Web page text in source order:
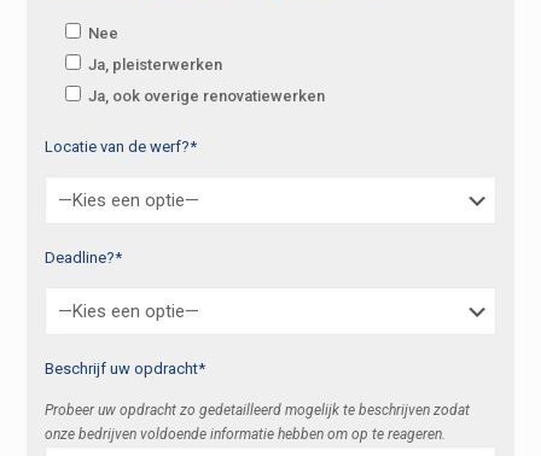
Nee
Ja, pleisterwerken
Ja, ook overige renovatiewerken
Locatie van de werf?*
Deadline?*
Beschrijf uw opdracht*
Probeer uw opdracht zo gedetailleerd mogelijk te beschrijven zodat
onze bedrijven voldoende informatie hebben om op te reageren.